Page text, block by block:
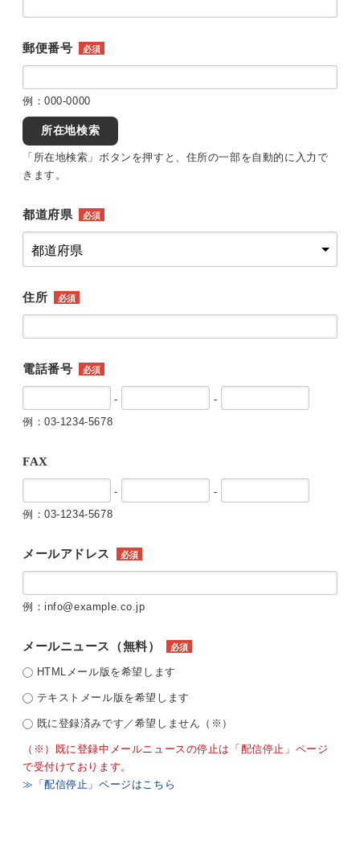
郵便番号 必須
例：000-0000
所在地検索
「所在地検索」ボタンを押すと、住所の一部を自動的に入力で
きます。
都道府県 必須
住所 必須
電話番号 必須
-
-
例：03-1234-5678
FAX
-
-
例：03-1234-5678
メールアドレス 必須
例：info@example.co.jp
メールニュース（無料） 必須
HTMLメール版を希望します
テキストメール版を希望します
既に登録済みです／希望しません（※）
（※）既に登録中メールニュースの停止は「配信停止」ページ
で受付けております。
≫「配信停止」ページはこちら